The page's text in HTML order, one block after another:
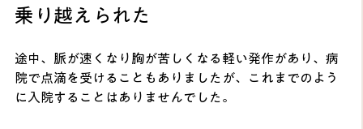
乗り越えられた
途中、脈が速くなり胸が苦しくなる軽い発作があり、病
院で点滴を受けることもありましたが、これまでのよう
に入院することはありませんでした。